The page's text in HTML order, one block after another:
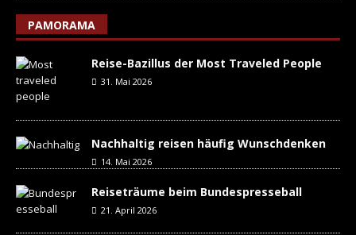
PAMORAMA
Reise-Bazillus der Most Traveled People
31. Mai 2026
Nachhaltig reisen häufig Wunschdenken
14. Mai 2026
Reiseträume beim Bundespresseball
21. April 2026